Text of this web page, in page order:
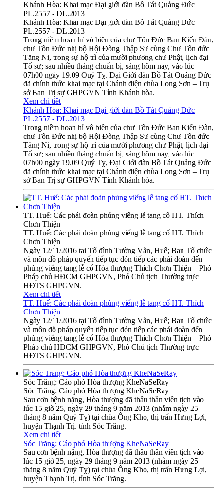
Khánh Hòa: Khai mạc Đại giới đàn Bồ Tát Quảng Đức
PL.2557 - DL.2013
Khánh Hòa: Khai mạc Đại giới đàn Bồ Tát Quảng Đức
PL.2557 - DL.2013
Trong niềm hoan hỉ vô biên của chư Tôn Đức Ban Kiến Đàn,
chư Tôn Đức nhị bộ Hội Đồng Thập Sư cùng Chư Tôn đức
Tăng Ni, trong sự hộ trì của mười phương chư Phật, lịch đại
Tổ sư; sau nhiều tháng chuẩn bị, sáng hôm nay, vào lúc
07h00 ngày 19.09 Quý Tỵ, Đại Giới đàn Bồ Tát Quảng Đức
đã chính thức khai mạc tại Chánh điện chùa Long Sơn – Trụ
sở Ban Trị sự GHPGVN Tỉnh Khánh hòa.
Xem chi tiết
Khánh Hòa: Khai mạc Đại giới đàn Bồ Tát Quảng Đức
PL.2557 - DL.2013
Trong niềm hoan hỉ vô biên của chư Tôn Đức Ban Kiến Đàn,
chư Tôn Đức nhị bộ Hội Đồng Thập Sư cùng Chư Tôn đức
Tăng Ni, trong sự hộ trì của mười phương chư Phật, lịch đại
Tổ sư; sau nhiều tháng chuẩn bị, sáng hôm nay, vào lúc
07h00 ngày 19.09 Quý Tỵ, Đại Giới đàn Bồ Tát Quảng Đức
đã chính thức khai mạc tại Chánh điện chùa Long Sơn – Trụ
sở Ban Trị sự GHPGVN Tỉnh Khánh hòa.
TT. Huế: Các phái đoàn phúng viếng lễ tang cố HT. Thích
Chơn Thiện
TT. Huế: Các phái đoàn phúng viếng lễ tang cố HT. Thích
Chơn Thiện
Ngày 12/11/2016 tại Tổ đình Tường Vân, Huế; Ban Tổ chức
và môn đồ pháp quyến tiếp tục đón tiếp các phái đoàn đến
phúng viếng tang lễ cố Hòa thượng Thích Chơn Thiện – Phó
Pháp chủ HĐCM GHPGVN, Phó Chủ tịch Thường trực
HĐTS GHPGVN.
Xem chi tiết
TT. Huế: Các phái đoàn phúng viếng lễ tang cố HT. Thích
Chơn Thiện
Ngày 12/11/2016 tại Tổ đình Tường Vân, Huế; Ban Tổ chức
và môn đồ pháp quyến tiếp tục đón tiếp các phái đoàn đến
phúng viếng tang lễ cố Hòa thượng Thích Chơn Thiện – Phó
Pháp chủ HĐCM GHPGVN, Phó Chủ tịch Thường trực
HĐTS GHPGVN.
Sóc Trăng: Cáo phó Hòa thượng KheNaSeRay
Sóc Trăng: Cáo phó Hòa thượng KheNaSeRay
Sau cơn bệnh nặng, Hòa thượng đã thâu thần viên tịch vào
lúc 15 giờ 25, ngày 29 tháng 9 năm 2013 (nhằm ngày 25
tháng 8 năm Quý Tỵ) tại chùa Ông Kho, thị trấn Hưng Lợi,
huyện Thạnh Trị, tỉnh Sóc Trăng.
Xem chi tiết
Sóc Trăng: Cáo phó Hòa thượng KheNaSeRay
Sau cơn bệnh nặng, Hòa thượng đã thâu thần viên tịch vào
lúc 15 giờ 25, ngày 29 tháng 9 năm 2013 (nhằm ngày 25
tháng 8 năm Quý Tỵ) tại chùa Ông Kho, thị trấn Hưng Lợi,
huyện Thạnh Trị, tỉnh Sóc Trăng.